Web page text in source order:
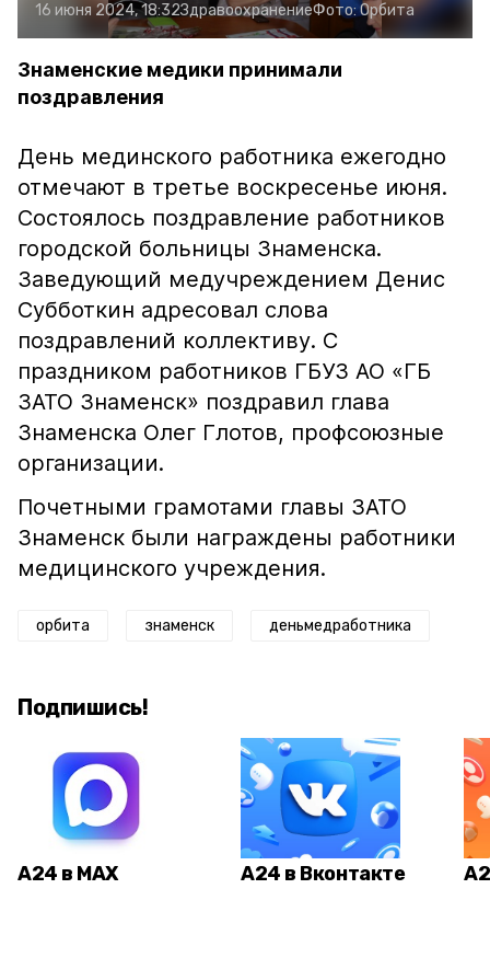
16 июня 2024, 18:32ЗдравоохранениеФото:Орбита
Знаменские медики принимали
поздравления
День мединского работника ежегодно
отмечают в третье воскресенье июня.
Состоялось поздравление работников
городской больницы Знаменска.
Заведующий медучреждением Денис
Субботкин адресовал слова
поздравлений коллективу. С
праздником работников ГБУЗ АО «ГБ
ЗАТО Знаменск» поздравил глава
Знаменска Олег Глотов, профсоюзные
организации.
Почетными грамотами главы ЗАТО
Знаменск были награждены работники
медицинского учреждения.
орбита знаменск деньмедработника
Подпишись!
А24 в MAX А24 в Вконтакте